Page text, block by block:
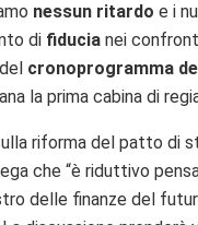
nessun ritardo e i
di fiducia nei
cronoprogramma
la prima cabina di
riforma del patto di
che “è riduttivo
delle finanze del